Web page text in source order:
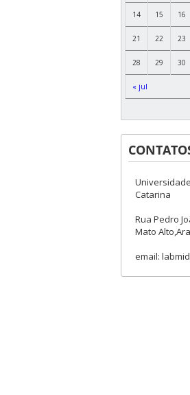
« jul
14 15 16
21 22 23
28 29 30
Catarina
Rua Pedro
Mato
email: